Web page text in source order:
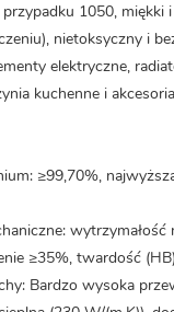
1050, miękki
nietoksyczny i
elektryczne,
kuchenne i
≥99,70%,
wytrzymałość
≥35%, twardość
Bardzo wysoka